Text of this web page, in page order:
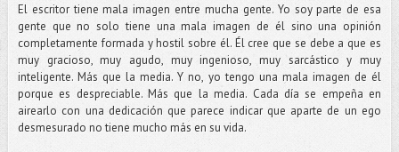
El escritor tiene mala imagen entre mucha gente. Yo soy parte de esa
gente que no solo tiene una mala imagen de él sino una opinión
completamente formada y hostil sobre él. Él cree que se debe a que es
muy gracioso, muy agudo, muy ingenioso, muy sarcástico y muy
inteligente. Más que la media. Y no, yo tengo una mala imagen de él
porque es despreciable. Más que la media. Cada día se empeña en
airearlo con una dedicación que parece indicar que aparte de un ego
desmesurado no tiene mucho más en su vida.